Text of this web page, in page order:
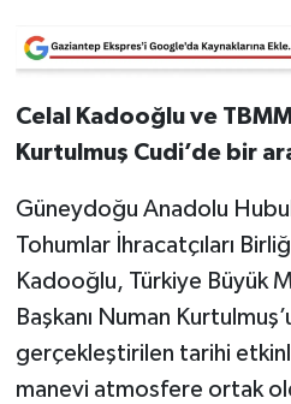
Celal Kadooğlu ve
Kurtulmuş Cudi’de bir
Güneydoğu Anadolu
Tohumlar İhracatçıları
Kadooğlu, Türkiye Büyük
Başkanı Numan
gerçekleştirilen tarihi
manevi atmosfere ortak